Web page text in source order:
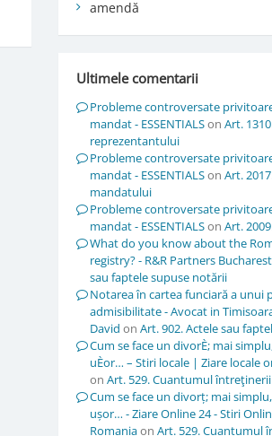
amendă
Ultimele comentarii
Probleme controversate
mandat - ESSENTIALSon Art.
reprezentantului
Probleme controversate
mandat - ESSENTIALSon Art.
mandatului
Probleme controversate
mandat - ESSENTIALSon Art.
What do you know about the
registry? - R&R Partners Bucharest
sau faptele supuse notării
Notarea în cartea funciară a unui
admisibilitate - Avocat in
David on Art. 902. Actele sau
Cum se face un divorÈ; mai
uÈor… – Stiri locale | Ziare locale
on Art. 529. Cuantumul întreţinerii
Cum se face un divorț; mai
ușor… - Ziare Online 24 - Stiri
Romaniaon Art. 529. Cuantumul